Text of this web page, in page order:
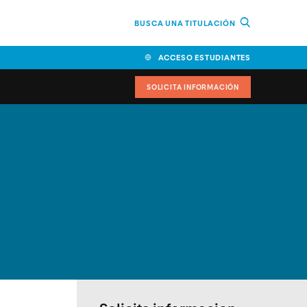
BUSCA UNA TITULACIÓN
ACCESO ESTUDIANTES
SOLICITA INFORMACIÓN